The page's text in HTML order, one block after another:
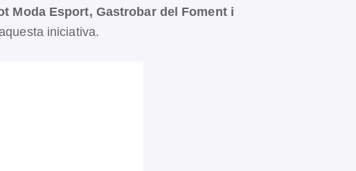
Moda Esport, Gastrobar del Foment i
iniciativa.